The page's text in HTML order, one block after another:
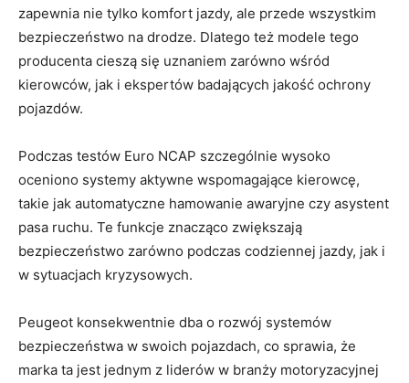
zapewnia⁣ nie tylko‌ komfort jazdy, ale przede⁣ wszystkim
bezpieczeństwo na drodze. Dlatego też modele tego
producenta cieszą się uznaniem zarówno wśród
kierowców, jak⁣ i⁣ ekspertów ‍badających jakość ochrony
pojazdów.
Podczas testów Euro NCAP⁣ szczególnie wysoko
oceniono systemy aktywne ​wspomagające kierowcę,
takie jak‌ automatyczne hamowanie ‍awaryjne czy ‌asystent
pasa ⁤ruchu. Te funkcje znacząco‍ zwiększają
bezpieczeństwo zarówno podczas codziennej jazdy, ⁢jak ‌i
w‌ sytuacjach kryzysowych.
Peugeot konsekwentnie ⁢dba o rozwój ⁣systemów
bezpieczeństwa w‌ swoich pojazdach, co sprawia, ‌że
marka ta jest jednym z liderów ⁤w‌ branży ‌motoryzacyjnej